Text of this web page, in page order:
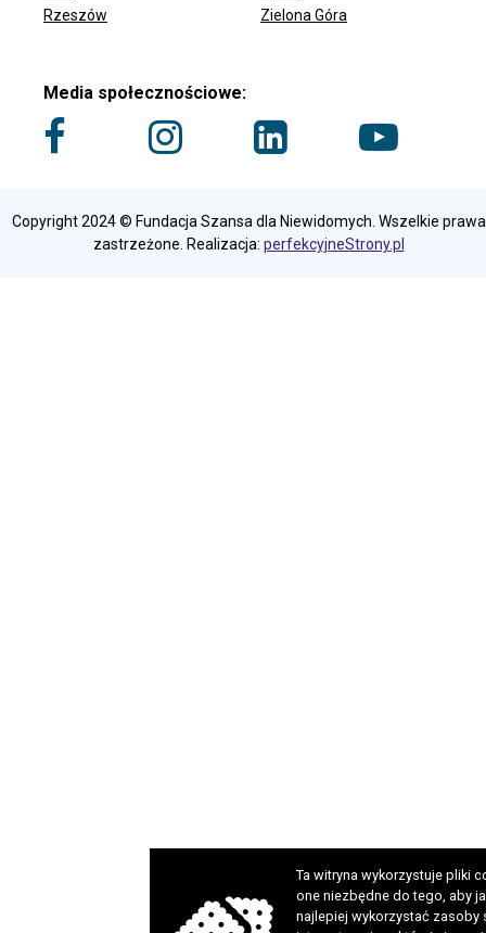
Rzeszów
Zielona Góra
Media społecznościowe:
Copyright 2024 © Fundacja Szansa dla Niewidomych. Wszelkie prawa
zastrzeżone. Realizacja: perfekcyjneStrony.pl
Ta witryna wykorzystuje pliki
one niezbędne do tego, aby
najlepiej wykorzystać zasoby